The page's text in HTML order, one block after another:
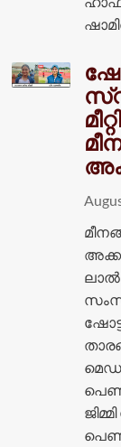
ലാൽ